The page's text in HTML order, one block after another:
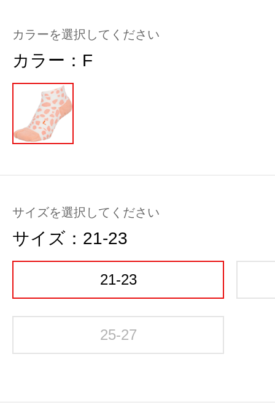
カラーを選択してください
カラー： F
サイズを選択してください
サイズ： 21-23
21-23
25-27